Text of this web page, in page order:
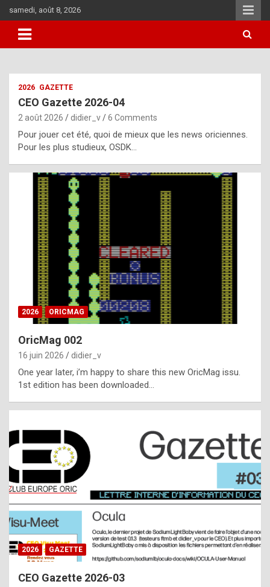
to
content
samedi, août 8, 2026
i
u
l
y
d
i
ff
i
l
t
t
s
t
a
s
i
2026 GAZETTE
CEO Gazette 2026-04
2 août 2026 didier_v 6 Comments
Pour jouer cet été, quoi de mieux que les news oriciennes.
Pour les plus studieux, OSDK…
2026 ORICMAG
OricMag 002
16 juin 2026 didier_v
One year later, i’m happy to share this new OricMag issu.
1st edition has been downloaded…
2026 GAZETTE
CEO Gazette 2026-03